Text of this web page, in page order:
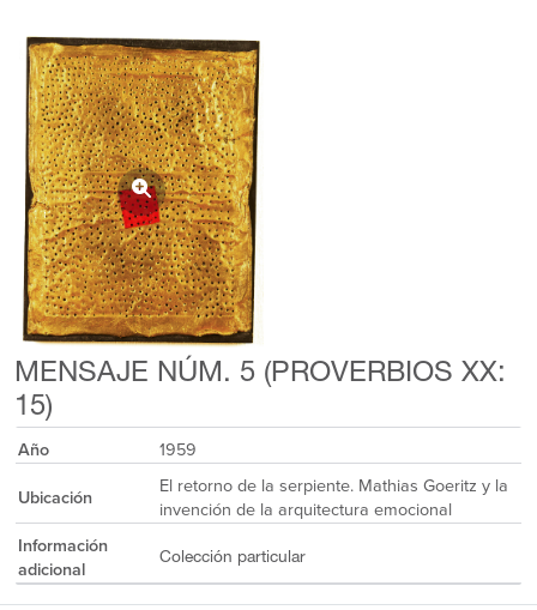
MENSAJE NÚM. 5 (PROVERBIOS XX:
15)
Año 1959
Ubicación
El retorno de la serpiente. Mathias Goeritz y la
invención de la arquitectura emocional
Información
adicional
Colección particular